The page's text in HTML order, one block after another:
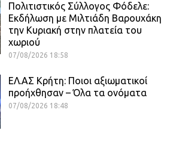
Πολιτιστικός Σύλλογος Φόδελε:
Εκδήλωση με Μιλτιάδη Βαρουχάκη
την Κυριακή στην πλατεία του
χωριού
07/08/2026 18:58
ΕΛ.ΑΣ Κρήτη: Ποιοι αξιωματικοί
προήχθησαν – Όλα τα ονόματα
07/08/2026 18:48